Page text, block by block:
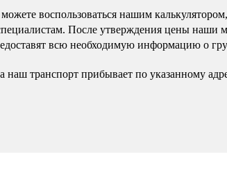
воспользоваться нашим калькулятором,
После утверждения цены наши
всю необходимую информацию о
наш транспорт прибывает по указанному